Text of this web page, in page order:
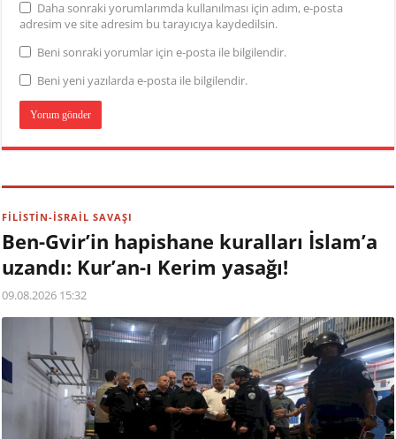
Daha sonraki yorumlarımda kullanılması için adım, e-posta
adresim ve site adresim bu tarayıcıya kaydedilsin.
Beni sonraki yorumlar için e-posta ile bilgilendir.
Beni yeni yazılarda e-posta ile bilgilendir.
FİLİSTİN-İSRAİL SAVAŞI
Ben-Gvir’in hapishane kuralları İslam’a
uzandı: Kur’an-ı Kerim yasağı!
09.08.2026 15:32